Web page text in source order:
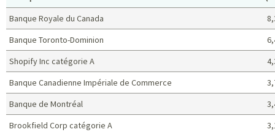
Banque Royale du Canada
Banque Toronto-Dominion
Shopify Inc catégorie A
Banque Canadienne Impériale de Commerce
Banque de Montréal
Brookfield Corp catégorie A